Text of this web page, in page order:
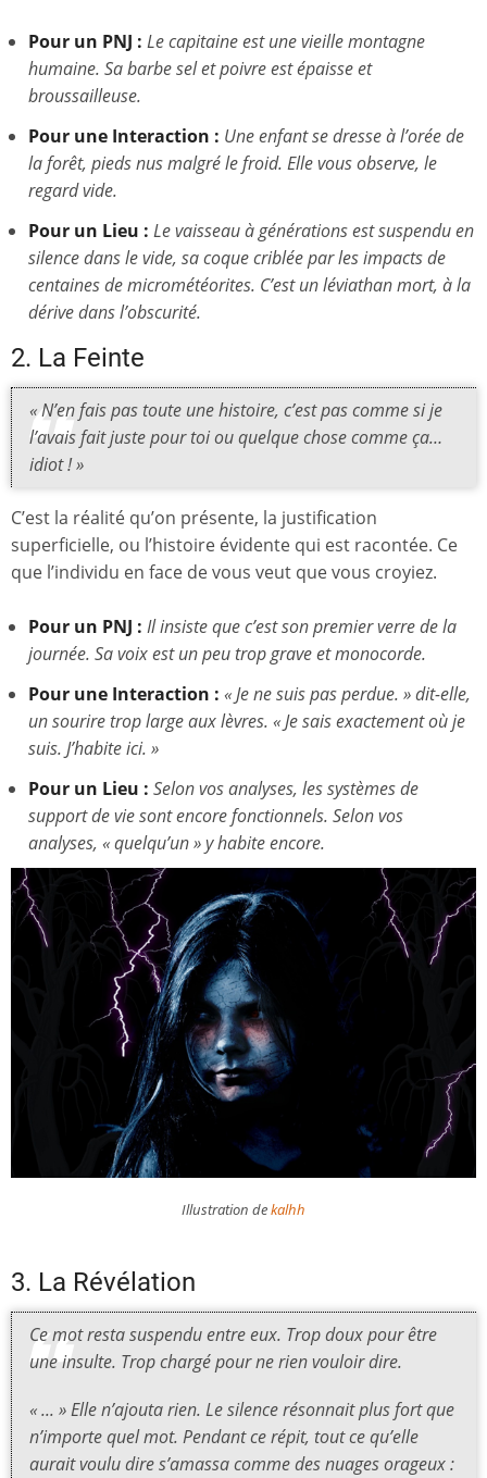
Pour un PNJ : Le capitaine est une vieille montagne
humaine. Sa barbe sel et poivre est épaisse et
broussailleuse.
Pour une Interaction : Une enfant se dresse à l’orée de
la forêt, pieds nus malgré le froid. Elle vous observe, le
regard vide.
Pour un Lieu : Le vaisseau à générations est suspendu en
silence dans le vide, sa coque criblée par les impacts de
centaines de micrométéorites. C’est un léviathan mort, à la
dérive dans l’obscurité.
2. La Feinte
« N’en fais pas toute une histoire, c’est pas comme si je
l’avais fait juste pour toi ou quelque chose comme ça…
idiot ! »
C’est la réalité qu’on présente, la justification
superficielle, ou l’histoire évidente qui est racontée. Ce
que l’individu en face de vous veut que vous croyiez.
Pour un PNJ : Il insiste que c’est son premier verre de la
journée. Sa voix est un peu trop grave et monocorde.
Pour une Interaction : « Je ne suis pas perdue. » dit-elle,
un sourire trop large aux lèvres. « Je sais exactement où je
suis. J’habite ici. »
Pour un Lieu : Selon vos analyses, les systèmes de
support de vie sont encore fonctionnels. Selon vos
analyses, « quelqu’un » y habite encore.
Illustration dekalhh
3. La Révélation
Ce mot resta suspendu entre eux. Trop doux pour être
une insulte. Trop chargé pour ne rien vouloir dire.
« ... » Elle n’ajouta rien. Le silence résonnait plus fort que
n’importe quel mot. Pendant ce répit, tout ce qu’elle
aurait voulu dire s’amassa comme des nuages orageux :